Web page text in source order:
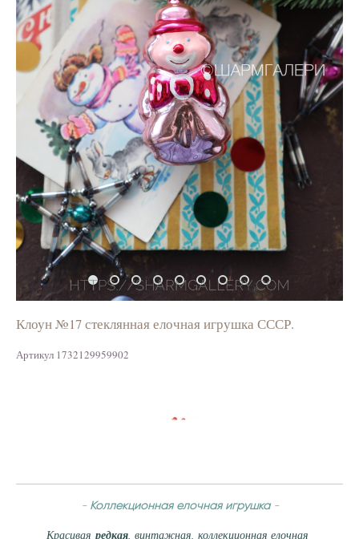
Клоун №17 стеклянная елочная игрушка СССР.
Артикул 1732129959902
- Коллекционная елочная игрушка -
Красивая редкая, винтажная, коллекционная елочная